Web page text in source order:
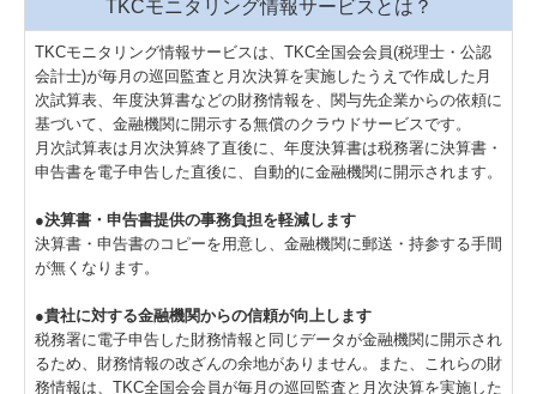
TKCモニタリング情報サービスとは？
TKCモニタリング情報サービスは、TKC全国会会員(税理士・公認
会計士)が毎月の巡回監査と月次決算を実施したうえで作成した月
次試算表、年度決算書などの財務情報を、関与先企業からの依頼に
基づいて、金融機関に開示する無償のクラウドサービスです。
月次試算表は月次決算終了直後に、年度決算書は税務署に決算書・
申告書を電子申告した直後に、自動的に金融機関に開示されます。
●決算書・申告書提供の事務負担を軽減します
決算書・申告書のコピーを用意し、金融機関に郵送・持参する手間
が無くなります。
●貴社に対する金融機関からの信頼が向上します
税務署に電子申告した財務情報と同じデータが金融機関に開示され
るため、財務情報の改ざんの余地がありません。また、これらの財
務情報は、TKC全国会会員が毎月の巡回監査と月次決算を実施した